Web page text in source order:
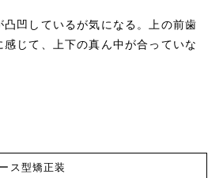
凸凹しているが気になる。上の前歯
じて、上下の真ん中が合っていな
ス型矯正装